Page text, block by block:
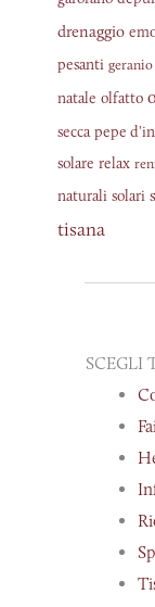
drenaggio
pesanti geranio
natale olfatto
secca pepe
solare relax
naturali solari
tisana
SCEGLI